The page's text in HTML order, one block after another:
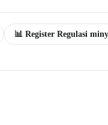
📊 Register Regulasi